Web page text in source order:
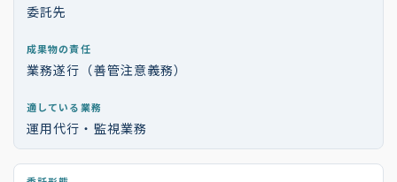
委託先
業務遂行（善管注意義務）
運用代行・監視業務